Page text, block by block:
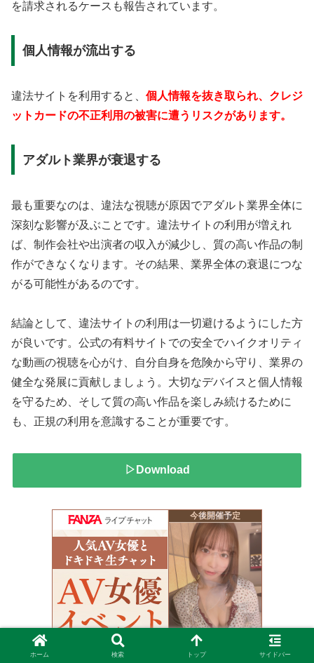
を請求されるケースも報告されています。
個人情報が流出する
違法サイトを利用すると、 個人情報を抜き取られ、クレジ
ットカードの不正利用の被害に遭うリスクがあります。
アダルト業界が衰退する
最も重要なのは、違法な視聴が原因でアダルト業界全体に
深刻な影響が及ぶことです。違法サイトの利用が増えれ
ば、制作会社や出演者の収入が減少し、質の高い作品の制
作ができなくなります。その結果、業界全体の衰退につな
がる可能性があるのです。
結論として、違法サイトの利用は一切避けるようにした方
が良いです。公式の有料サイトでの安全でハイクオリティ
な動画の視聴を心がけ、自分自身を危険から守り、業界の
健全な発展に貢献しましょう。大切なデバイスと個人情報
を守るため、そして質の高い作品を楽しみ続けるために
も、正規の利用を意識することが重要です。
▷Download
ホーム 検索 トップ サイドバー